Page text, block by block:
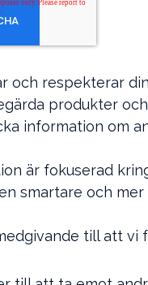
och respekterar
produkter
information om
är fokuserad
smartare och
till att vi